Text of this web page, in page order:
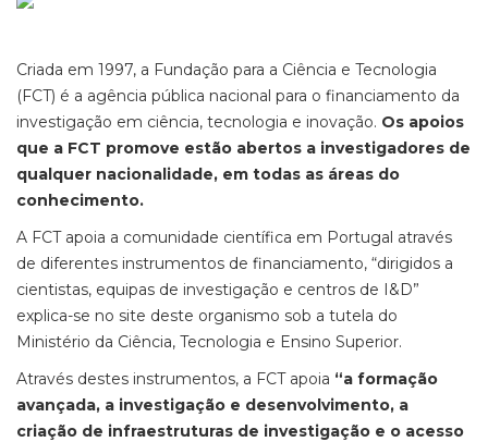
Criada em 1997, a Fundação para a Ciência e Tecnologia
(FCT) é a agência pública nacional para o financiamento da
investigação em ciência, tecnologia e inovação. Os apoios
que a FCT promove estão abertos a investigadores de
qualquer nacionalidade, em todas as áreas do
conhecimento.
A FCT apoia a comunidade científica em Portugal através
de diferentes instrumentos de financiamento, “dirigidos a
cientistas, equipas de investigação e centros de I&D”
explica-se no site deste organismo sob a tutela do
Ministério da Ciência, Tecnologia e Ensino Superior.
Através destes instrumentos, a FCT apoia “a formação
avançada, a investigação e desenvolvimento, a
criação de infraestruturas de investigação e o acesso